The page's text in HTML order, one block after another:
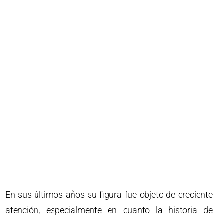
En sus últimos años su figura fue objeto de creciente
atención, especialmente en cuanto la historia de